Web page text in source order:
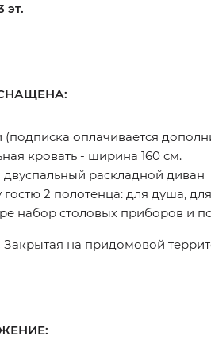
эт.
(подписка оплачивается
кровать - ширина 160 см.
раскладной диван
2 полотенца: для душа,
набор столовых приборов и
Закрытая на придомовой